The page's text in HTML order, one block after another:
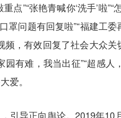
”“张艳青喊你‘洗手’啦”“
问题有回复啦”“福建工
频，有效回复了社会大众
有难，我当出征”“超感人
爱。
引导正向舆论。2019年10